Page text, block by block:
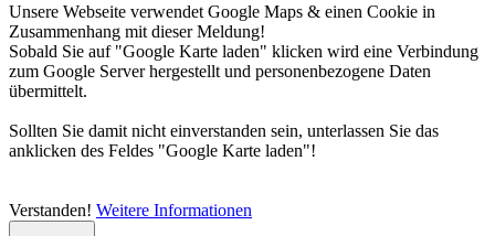
Unsere Webseite verwendet Google Maps & einen Cookie in
Zusammenhang mit dieser Meldung!
Sobald Sie auf "Google Karte laden" klicken wird eine Verbindung
zum Google Server hergestellt und personenbezogene Daten
übermittelt.
Sollten Sie damit nicht einverstanden sein, unterlassen Sie das
anklicken des Feldes "Google Karte laden"!
Verstanden! Weitere Informationen